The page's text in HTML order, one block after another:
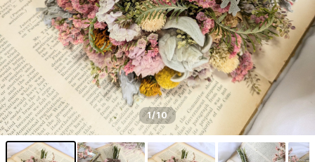
1/10